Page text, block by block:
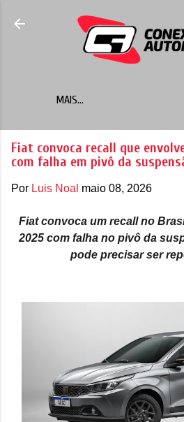
Pular para o
MAIS…
Fiat convoca recall que
com falha em pivô da
Por Luis Noal maio 08, 2026
Fiat convoca um recall no
2025 com falha no pivô da
pode precisar ser